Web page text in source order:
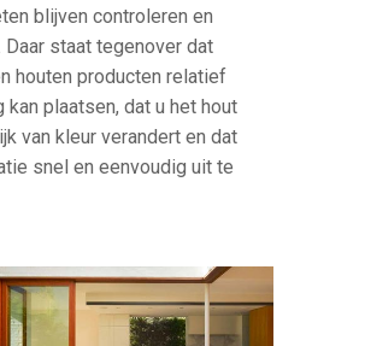
blijven controleren en
Daar staat tegenover dat
houten producten relatief
kan plaatsen, dat u het hout
van kleur verandert en dat
snel en eenvoudig uit te